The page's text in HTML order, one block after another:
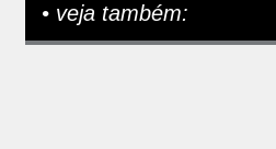
• veja também: